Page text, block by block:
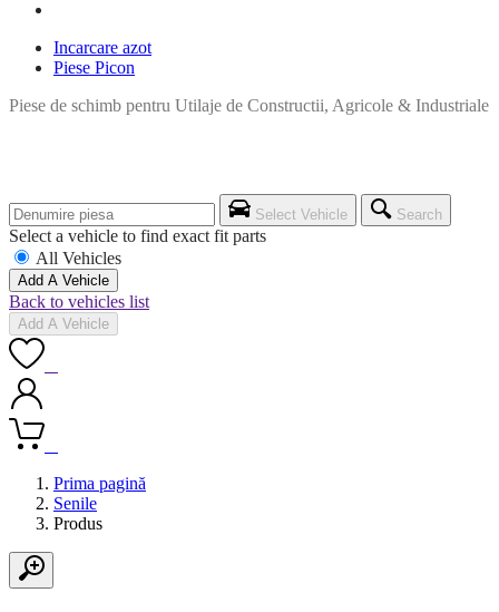
Incarcare azot
Piese Picon
Piese de schimb pentru Utilaje de Constructii, Agricole & Industriale
Select Vehicle Search
Select a vehicle to find exact fit parts
All Vehicles
Add A Vehicle
Back to vehicles list
Add A Vehicle
Prima pagină
Senile
Produs